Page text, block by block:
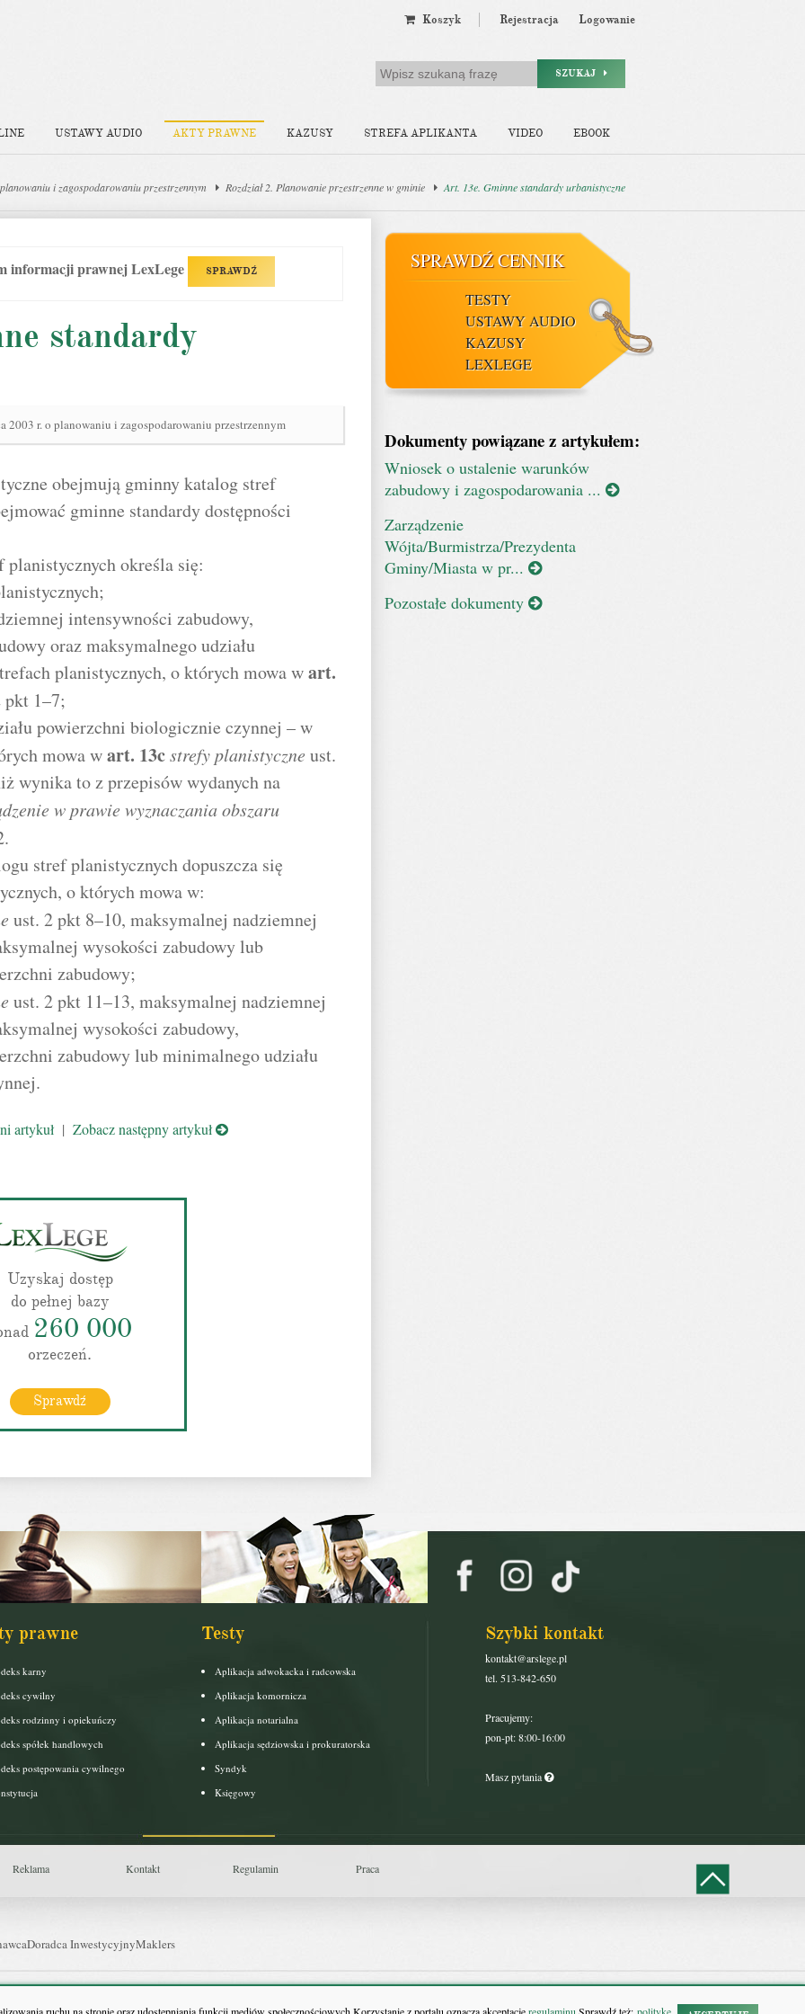
Koszyk Rejestracja Logowanie
SZUKAJ
USTAWY AUDIO AKTY PRAWNE KAZUSY STREFA APLIKANTA VIDEO EBOOK
i zagospodarowaniu przestrzennym Rozdział 2. Planowanie przestrzenne w gminie Art. 13e. Gminne standardy urbanistyczne
informacji prawnej LexLege SPRAWDŹ
standardy
2003 r. o planowaniu i zagospodarowaniu przestrzennym
obejmują gminny katalog stref
gminne standardy dostępności
określa się:
intensywności zabudowy,
oraz maksymalnego udziału
planistycznych, o których mowa wart.
1–7;
powierzchni biologicznie czynnej – w
mowa wart. 13cstrefy planistyczne ust.
wynika to z przepisów wydanych na
w prawie wyznaczania obszaru
stref planistycznych dopuszcza się
o których mowa w:
ust. 2 pkt 8–10, maksymalnej nadziemnej
wysokości zabudowy lub
zabudowy;
ust. 2 pkt 11–13, maksymalnej nadziemnej
wysokości zabudowy,
zabudowy lub minimalnego udziału
artykuł| Zobacz następny artykuł
Uzyskaj dostęp
do pełnej bazy
260 000
orzeczeń.
Sprawdź
SPRAWDŹ CENNIK
TESTY
USTAWY AUDIO
KAZUSY
LEXLEGE
Dokumenty powiązane z artykułem:
Wniosek o ustalenie warunków
zabudowy i zagospodarowania ...
Zarządzenie
Wójta/Burmistrza/Prezydenta
Gminy/Miasta w pr...
Pozostałe dokumenty
prawne
karny
cywilny
rodzinny i opiekuńczy
spółek handlowych
postępowania cywilnego
Testy
Aplikacja adwokacka i radcowska
Aplikacja komornicza
Aplikacja notarialna
Aplikacja sędziowska i prokuratorska
Syndyk
Księgowy
Szybki kontakt
kontakt@arslege.pl
tel. 513-842-650
Pracujemy:
pon-pt: 8:00-16:00
Masz pytania
Reklama Kontakt Regulamin Praca
Doradca InwestycyjnyMaklers
FarmacjiPit.pl